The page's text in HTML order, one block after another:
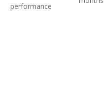
performance